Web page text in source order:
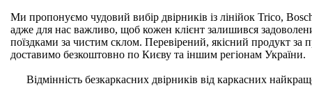
Ми пропонуємо чудовий вибір двірників із лінійок Trico,
адже для нас важливо, щоб кожен клієнт залишився
поїздками за чистим склом. Перевірений, якісний продукт
доставимо безкоштовно по Києву та іншим регіонам України.
Відмінність безкаркасних двірників від каркасних